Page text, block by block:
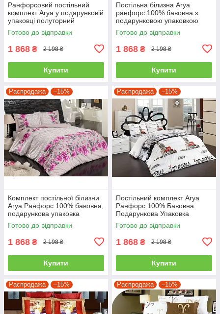
Ранфорсовий постільний
комплект Arya у подарунковій
упаковці полуторний
Готово до відправки
1 868 ₴ 2 198 ₴
Купити
Постільна білизна Arya
ранфорс 100% бавовна з
подарунковою упаковкою
полуторний
Готово до відправки
1 868 ₴ 2 198 ₴
Купити
Распродажа –15%
Комплект постільної білизни
Arya Ранфорс 100% бавовна,
подарункова упаковка
полуторний
Готово до відправки
1 868 ₴ 2 198 ₴
Купити
Распродажа –15%
Постільний комплект Arya
Ранфорс 100% Бавовна
Подарункова Упаковка
полуторний
Готово до відправки
1 868 ₴ 2 198 ₴
Купити
Распродажа –15% Распродажа –15%